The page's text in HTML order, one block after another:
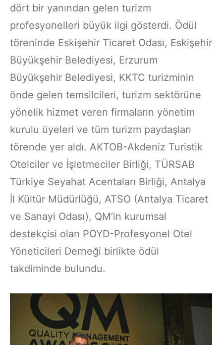
dört bir yanından gelen turizm
profesyonelleri büyük ilgi gösterdi. Ödül
töreninde Eskişehir Ticaret Odası, Eskişehir
Büyükşehir Belediyesi, Erzurum
Büyükşehir Belediyesi, KKTC turizminin
önde gelen temsilcileri, turizm sektörüne
yönelik hizmet veren firmaların yönetim
kurulu üyeleri ve tüm turizm paydaşları
törende yer aldı. AKTOB-Akdeniz Turistik
Otelciler ve İşletmeciler Birliği, TÜRSAB
Türkiye Seyahat Acentaları Birliği, Antalya
İl Kültür Müdürlüğü, ATSO (Antalya Ticaret
ve Sanayi Odası), QM’in kurumsal
destekçisi olan POYD-Profesyonel Otel
Yöneticileri Derneği birlikte ödül
takdiminde bulundu.